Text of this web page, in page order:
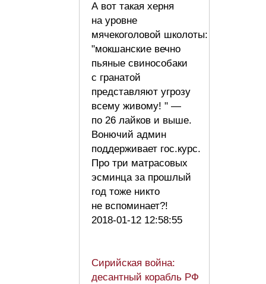
А вот такая херня
на уровне
мячекоголовой школоты:
"мокшанские вечно
пьяные свинособаки
с гранатой
представляют угрозу
всему живому! " —
по 26 лайков и выше.
Вонючий админ
поддерживает гос.курс.
Про три матрасовых
эсминца за прошлый
год тоже никто
не вспоминает?!
2018-01-12 12:58:55
Сирийская война:
десантный корабль РФ